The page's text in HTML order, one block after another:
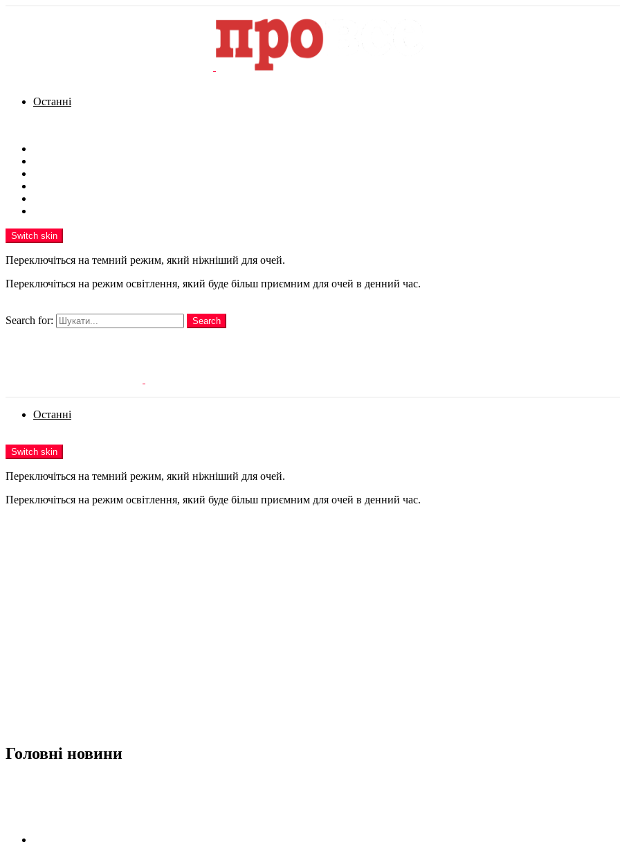
Останні
Switch skin
Переключіться на темний режим, який ніжніший для очей.
Переключіться на режим освітлення, який буде більш приємним для очей в денний час.
Search for:
Search
Останні
Switch skin
Переключіться на темний режим, який ніжніший для очей.
Переключіться на режим освітлення, який буде більш приємним для очей в денний час.
Головні новини